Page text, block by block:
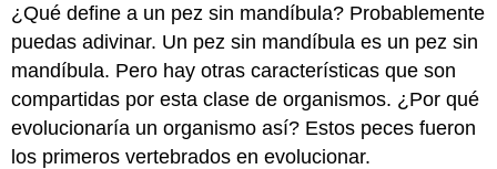
¿Qué define a un pez sin mandíbula? Probablemente
puedas adivinar. Un pez sin mandíbula es un pez sin
mandíbula. Pero hay otras características que son
compartidas por esta clase de organismos. ¿Por qué
evolucionaría un organismo así? Estos peces fueron
los primeros vertebrados en evolucionar.